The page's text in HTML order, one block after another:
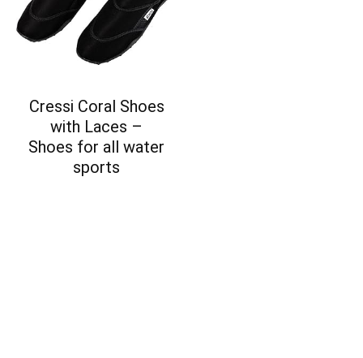
Cressi Coral Shoes
with Laces –
Shoes for all water
sports